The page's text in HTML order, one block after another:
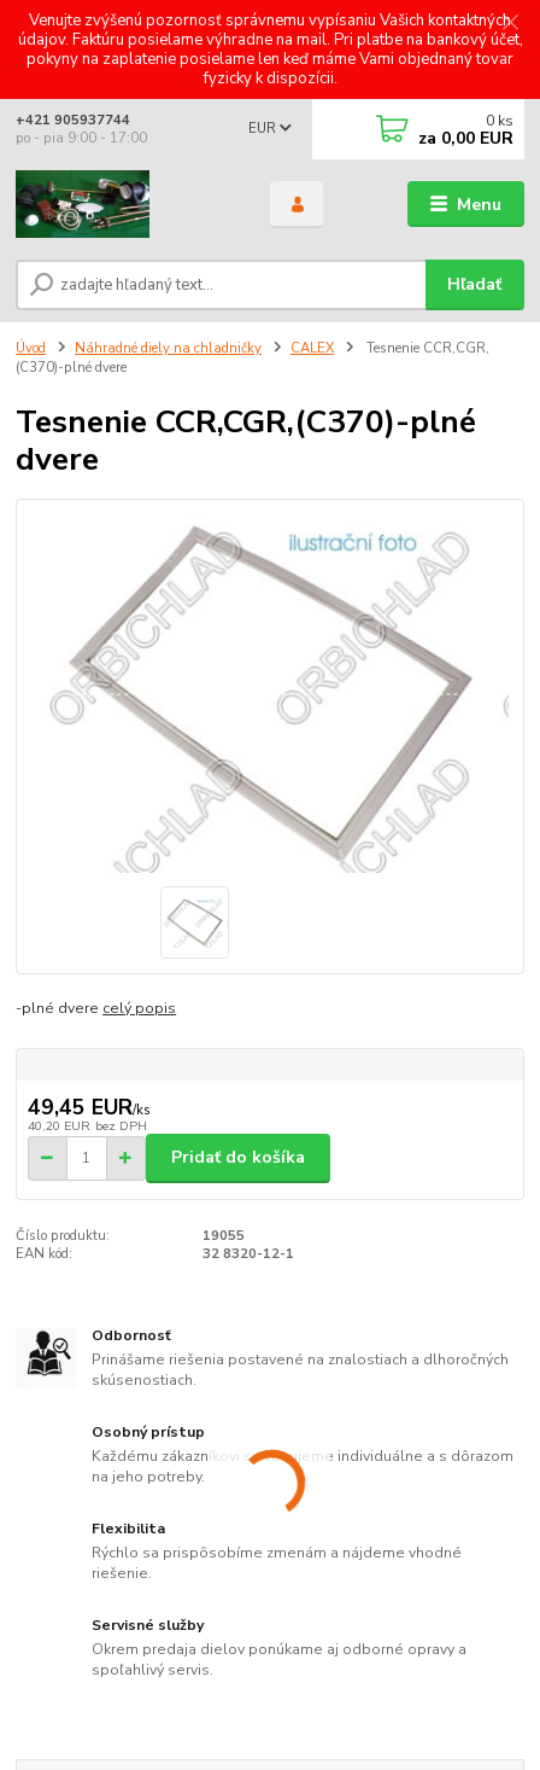
Venujte zvýšenú pozornosť správnemu vypísaniu Vašich kontaktných
údajov. Faktúru posielame výhradne na mail. Pri platbe na bankový účet,
pokyny na zaplatenie posielame len keď máme Vami objednaný tovar
fyzicky k dispozícii.
Menu
EUR
Hľadať
+421 905937744
po - pia 9:00 - 17:00
0 ks
za 0,00 EUR
Úvod Náhradné diely na chladničky CALEX
Tesnenie CCR,CGR,
(C370)-plné dvere
Tesnenie CCR,CGR,(C370)-plné
dvere
-plné dvere celý popis
49,45 EUR/ks
40,20 EUR bez DPH
Pridať do košíka
Číslo produktu:
19055
EAN kód:
32 8320-12-1
Odbornosť
Prinášame riešenia postavené na znalostiach a dlhoročných
skúsenostiach.
Osobný prístup
Každému zákazníkovi sa venujeme individuálne a s dôrazom
na jeho potreby.
Flexibilita
Rýchlo sa prispôsobíme zmenám a nájdeme vhodné
riešenie.
Servisné služby
Okrem predaja dielov ponúkame aj odborné opravy a
spoľahlivý servis.